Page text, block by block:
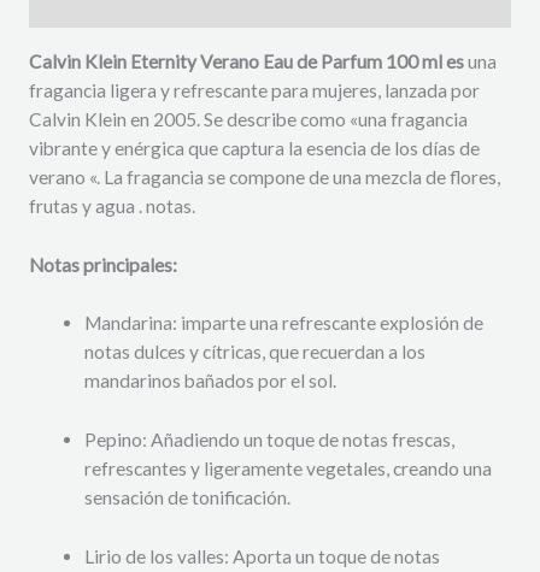
Calvin Klein Eternity Verano Eau de Parfum 100ml esuna
fragancia ligera y refrescante para mujeres, lanzada por
Calvin Klein en 2005. Se describe como «una fragancia
vibrante y enérgica que captura la esencia de los días de
verano «. La fragancia se compone de una mezcla de flores,
frutas y agua . notas.
Notas principales:
Mandarina: imparte una refrescante explosión de
notas dulces y cítricas, que recuerdan a los
mandarinos bañados por el sol.
Pepino: Añadiendo un toque de notas frescas,
refrescantes y ligeramente vegetales, creando una
sensación de tonificación.
Lirio de los valles: Aporta un toque de notas